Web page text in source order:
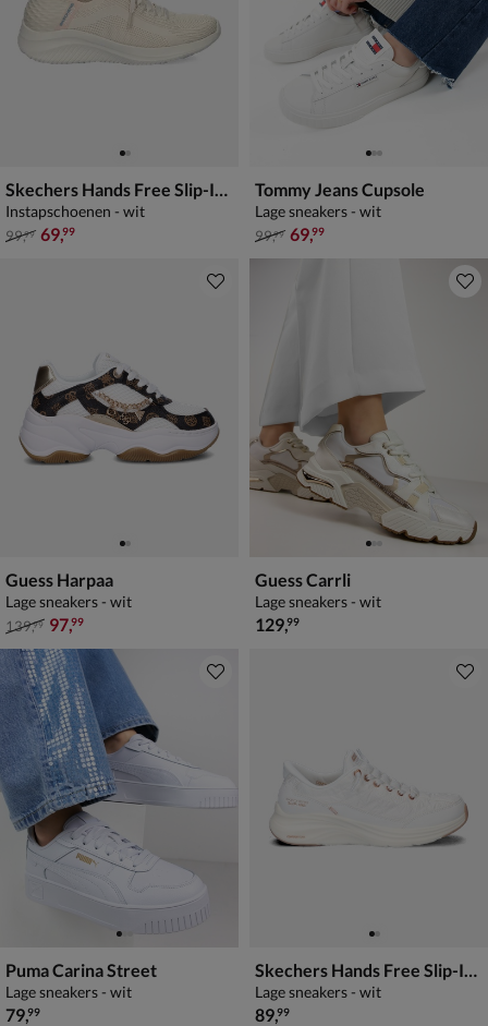
Skechers Hands Free Slip-Ins Ultra Flex 3.0
Instapschoenen - wit
van € 99,99 voor € 69,99
99,99 69,99
Tommy Jeans Cupsole
Lage sneakers - wit
van € 99,99 voor € 69,99
99,99 69,99
Guess Harpaa
Lage sneakers - wit
van € 139,99 voor € 97,99
139,99 97,99
Guess Carrli
Lage sneakers - wit
€ 129,99
129,99
Puma Carina Street
Lage sneakers - wit
€ 79,99
79,99
Skechers Hands Free Slip-Ins Contour
Lage sneakers - wit
€ 89,99
89,99